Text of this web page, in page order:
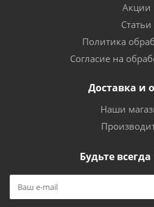
Акции
Статьи
Политика
Согласие на
Доставка и
Наши
Будьте всегда